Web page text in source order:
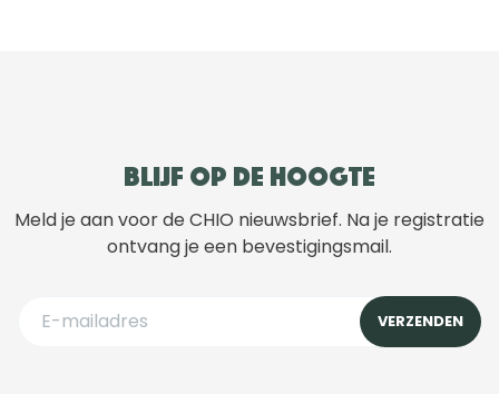
Blijf op de hoogte
Meld je aan voor de CHIO nieuwsbrief. Na je registratie
ontvang je een bevestigingsmail.